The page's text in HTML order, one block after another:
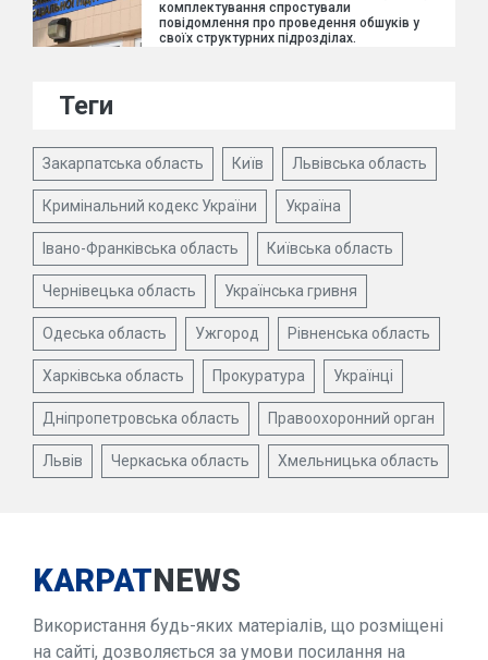
комплектування спростували
повідомлення про проведення обшуків у
своїх структурних підрозділах.
Теги
Закарпатська область Київ Львівська область
Кримінальний кодекс України Україна
Івано-Франківська область Київська область
Чернівецька область Українська гривня
Одеська область Ужгород Рівненська область
Харківська область Прокуратура Українці
Дніпропетровська область Правоохоронний орган
Львів Черкаська область Хмельницька область
KARPATNEWS
Використання будь-яких матеріалів, що розміщені
на сайті, дозволяється за умови посилання на